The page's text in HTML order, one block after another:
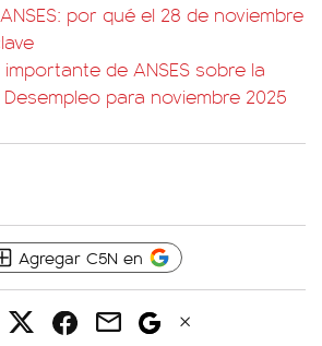
por qué el 28 de noviembre
de ANSES sobre la
para noviembre 2025
Agregar C5N en